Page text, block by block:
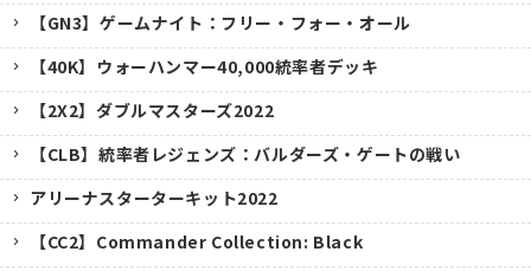
【GN3】ゲームナイト：フリー・フォー・オール
【40K】ウォーハンマー40,000統率者デッキ
【2X2】ダブルマスターズ2022
【CLB】統率者レジェンズ：バルダーズ・ゲートの戦い
アリーナスターターキット2022
【CC2】Commander Collection: Black